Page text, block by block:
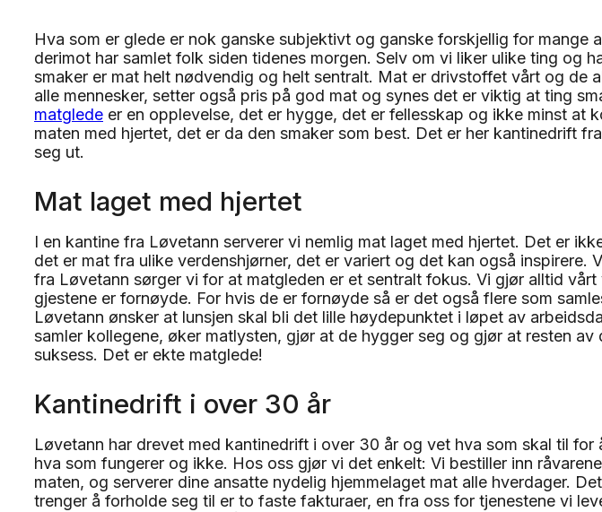
Hva som er glede er nok ganske subjektivt og ganske forskjellig for mange
derimot har samlet folk siden tidenes morgen. Selv om vi liker ulike ting og
smaker er mat helt nødvendig og helt sentralt. Mat er drivstoffet vårt og de
alle mennesker, setter også pris på god mat og synes det er viktig at ting
matglede er en opplevelse, det er hygge, det er fellesskap og ikke minst at
maten med hjertet, det er da den smaker som best. Det er her kantinedrift
seg ut.
Mat laget med hjertet
I en kantine fra Løvetann serverer vi nemlig mat laget med hjertet. Det er
det er mat fra ulike verdenshjørner, det er variert og det kan også inspirere.
fra Løvetann sørger vi for at matgleden er et sentralt fokus. Vi gjør alltid
gjestene er fornøyde. For hvis de er fornøyde så er det også flere som
Løvetann ønsker at lunsjen skal bli det lille høydepunktet i løpet av
samler kollegene, øker matlysten, gjør at de hygger seg og gjør at resten av
suksess. Det er ekte matglede!
Kantinedrift i over 30 år
Løvetann har drevet med kantinedrift i over 30 år og vet hva som skal til for
hva som fungerer og ikke. Hos oss gjør vi det enkelt: Vi bestiller inn
maten, og serverer dine ansatte nydelig hjemmelaget mat alle hverdager.
trenger å forholde seg til er to faste fakturaer, en fra oss for tjenestene vi